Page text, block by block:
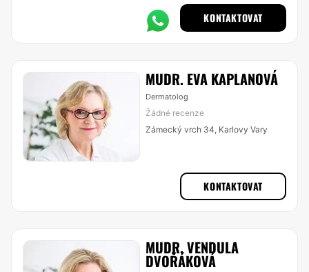
KONTAKTOVAT
MUDR. EVA KAPLANOVÁ
Dermatolog
Žádné recenze
Zámecký vrch 34, Karlovy Vary
KONTAKTOVAT
MUDR. VENDULA
DVOŘÁKOVÁ